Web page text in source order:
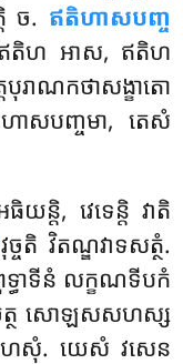
ច. ឥតិហាសបញ្ច
ឥតិហ អាស, ឥតិហ
ាណកថាសង្ខាតោ
ាសបញ្ចមា, តេសំ
តិ, វេទេន្តិ វាតិ
វុច្ចតិ វិតណ្ឌវាទសត្ថំ.
ទ្ធាទីនំ លក្ខណទីបកំ
ត្ថ សោឡសសហស្ស
ហេសុំ. យេសំ វសេន